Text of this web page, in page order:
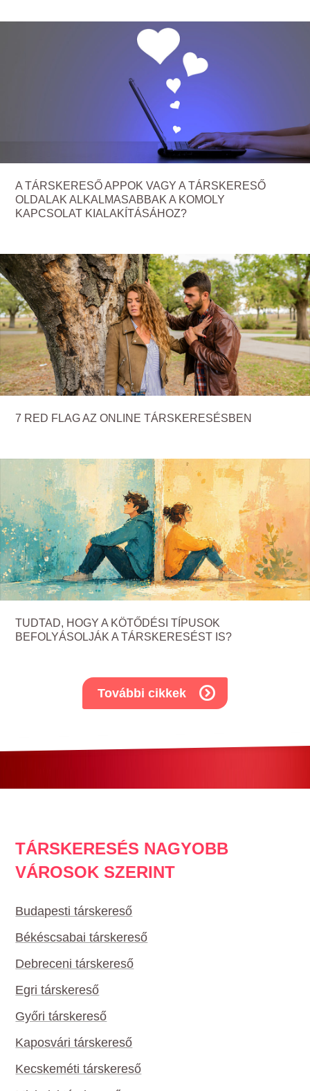
A TÁRSKERESŐ APPOK VAGY A TÁRSKERESŐ
OLDALAK ALKALMASABBAK A KOMOLY
KAPCSOLAT KIALAKÍTÁSÁHOZ?
7 RED FLAG AZ ONLINE TÁRSKERESÉSBEN
TUDTAD, HOGY A KÖTŐDÉSI TÍPUSOK
BEFOLYÁSOLJÁK A TÁRSKERESÉST IS?
További cikkek
TÁRSKERESÉS NAGYOBB
VÁROSOK SZERINT
Budapesti társkereső
Békéscsabai társkereső
Debreceni társkereső
Egri társkereső
Győri társkereső
Kaposvári társkereső
Kecskeméti társkereső